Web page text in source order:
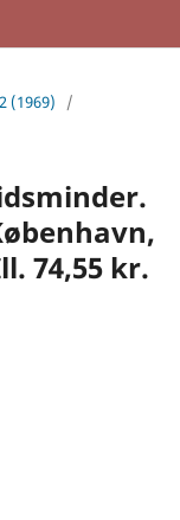
(1969)
/
74,55 kr.